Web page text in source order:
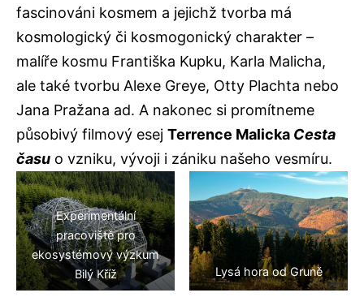
fascinováni kosmem a jejichž tvorba má
kosmologický či kosmogonický charakter –
malíře kosmu Františka Kupku, Karla Malicha,
ale také tvorbu Alexe Greye, Otty Plachta nebo
Jana Pražana ad. A nakonec si promítneme
působivý filmový esej Terrence Malicka Cesta
času o vzniku, vývoji i zániku našeho vesmíru.
Experimentální
pracoviště pro
ekosystémový výzkum
Bilý Kříž
Lysá hora od Gruně